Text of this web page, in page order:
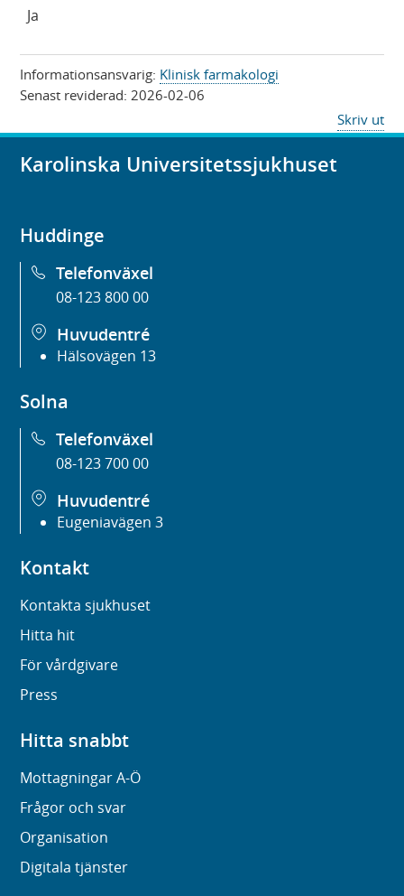
Ja
Informationsansvarig: Klinisk farmakologi
Senast reviderad:2026-02-06
Skriv ut
Karolinska Universitetssjukhuset
Huddinge
Telefonväxel
08-123 800 00
Huvudentré
Hälsovägen 13
Solna
Telefonväxel
08-123 700 00
Huvudentré
Eugeniavägen 3
Kontakt
Kontakta sjukhuset
Hitta hit
För vårdgivare
Press
Hitta snabbt
Mottagningar A-Ö
Frågor och svar
Organisation
Digitala tjänster